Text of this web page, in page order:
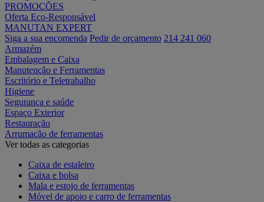
PROMOÇÕES
Oferta Eco-Responsável
MANUTAN EXPERT
Siga a sua encomenda Pedir de orçamento 214 241 060
Armazém
Embalagem e Caixa
Manutenção e Ferramentas
Escritório e Teletrabalho
Higiene
Segurança e saúde
Espaço Exterior
Restauração
Arrumação de ferramentas
Ver todas as categorias
Caixa de estaleiro
Caixa e bolsa
Mala e estojo de ferramentas
Móvel de apoio e carro de ferramentas